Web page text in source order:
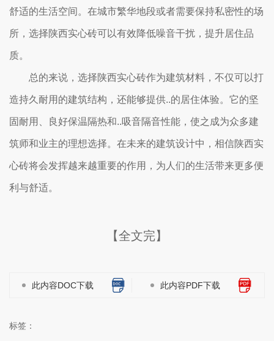
舒适的生活空间。在城市繁华地段或者需要保持私密性的场
所，选择陕西实心砖可以有效降低噪音干扰，提升居住品
质。
总的来说，选择陕西实心砖作为建筑材料，不仅可以打
造持久耐用的建筑结构，还能够提供..的居住体验。它的坚
固耐用、良好保温隔热和..吸音隔音性能，使之成为众多建
筑师和业主的理想选择。在未来的建筑设计中，相信陕西实
心砖将会发挥越来越重要的作用，为人们的生活带来更多便
利与舒适。
【全文完】
此内容DOC下载 此内容PDF下载
标签：